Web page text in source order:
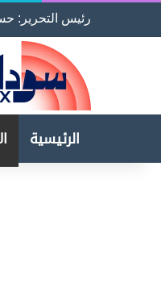
رئيس التحرير:
الرئيسية